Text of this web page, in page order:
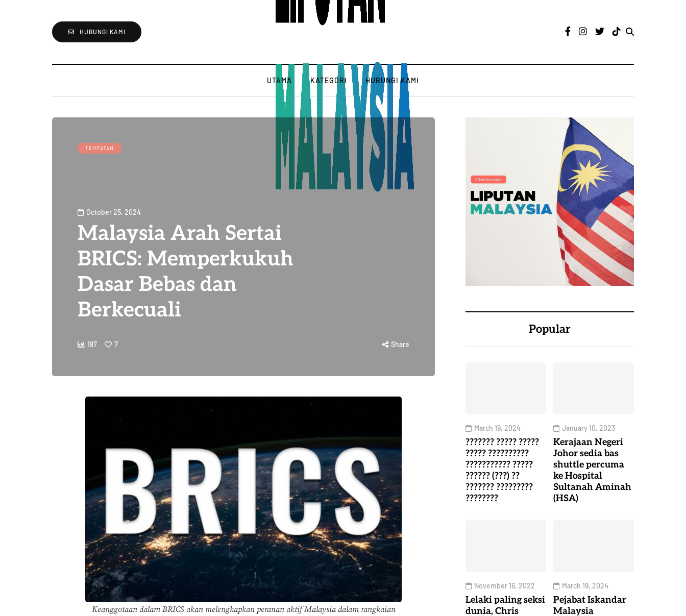
HUBUNGI KAMI
UTAMA KATEGORI HUBUNGI KAMI
TEMPATAN
October 25, 2024
Malaysia Arah Sertai
BRICS: Memperkukuh
Dasar Bebas dan
Berkecuali
187 7 Share
Keanggotaan dalam BRICS akan melengkapkan peranan aktif Malaysia dalam rangkaian
Popular
March 19, 2024
??????? ????? ?????
????? ??????????
??????????? ?????
?????? (???) ??
??????? ?????????
????????
January 10, 2023
Kerajaan Negeri
Johor sedia bas
shuttle percuma
ke Hospital
Sultanah Aminah
(HSA)
November 16, 2022
Lelaki paling seksi
dunia, Chris
March 19, 2024
Pejabat Iskandar
Malaysia